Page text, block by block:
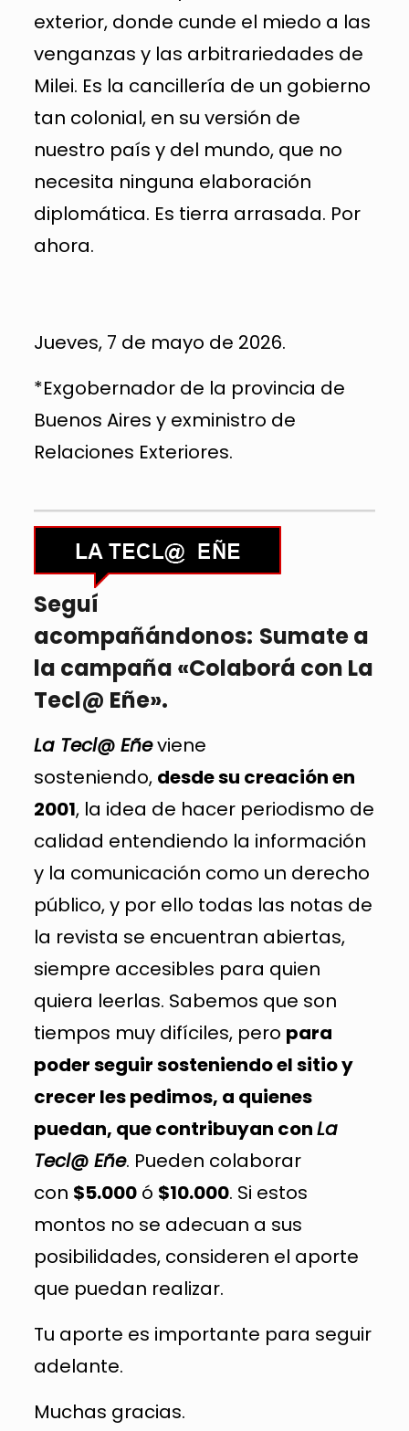
exterior, donde cunde el miedo a las
venganzas y las arbitrariedades de
Milei. Es la cancillería de un gobierno
tan colonial, en su versión de
nuestro país y del mundo, que no
necesita ninguna elaboración
diplomática. Es tierra arrasada. Por
ahora.
Jueves, 7 de mayo de 2026.
*Exgobernador de la provincia de
Buenos Aires y exministro de
Relaciones Exteriores.
Seguí
acompañándonos: Sumate a
la campaña «Colaborá con La
Tecl@ Eñe».
La Tecl@ Eñeviene
sosteniendo, desde su creación en
2001, la idea de hacer periodismo de
calidad entendiendo la información
y la comunicación como un derecho
público, y por ello todas las notas de
la revista se encuentran abiertas,
siempre accesibles para quien
quiera leerlas. Sabemos que son
tiempos muy difíciles, pero para
poder seguir sosteniendo el sitio y
crecer les pedimos, a quienes
puedan, que contribuyan conLa
Tecl@ Eñe. Pueden colaborar
con $5.000ó $10.000. Si estos
montos no se adecuan a sus
posibilidades, consideren el aporte
que puedan realizar.
Tu aporte es importante para seguir
adelante.
Muchas gracias.